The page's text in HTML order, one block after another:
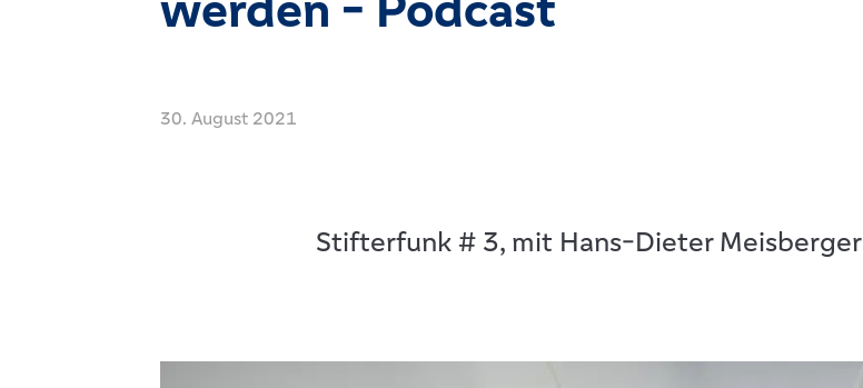
30. August 2021
Stifterfunk # 3, mit Hans-Dieter Meisberger